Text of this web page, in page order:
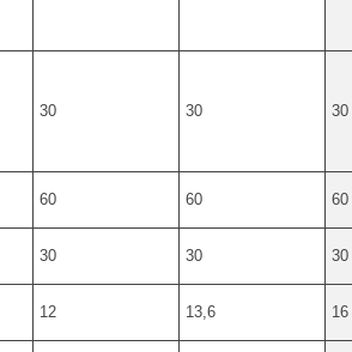
30 30 30
60 60 60
30 30 30
12 13,6 16